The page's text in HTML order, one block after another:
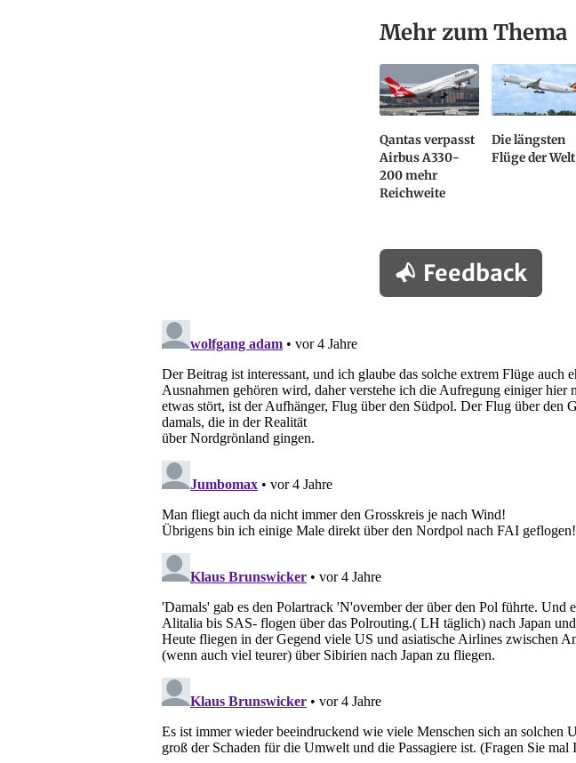
Mehr zum Thema
Qantas verpasst
Airbus A330-
200 mehr
Reichweite
Die längsten
Flüge der Welt
Feedback